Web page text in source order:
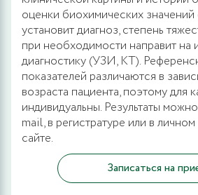
оценки биохимических значений
установит диагноз, степень
при необходимости направит на
диагностику (УЗИ, КТ).
показателей различаются в
возраста пациента, поэтому для
индивидуальны. Результаты
mail, в регистратуре или в
сайте.
Записаться на